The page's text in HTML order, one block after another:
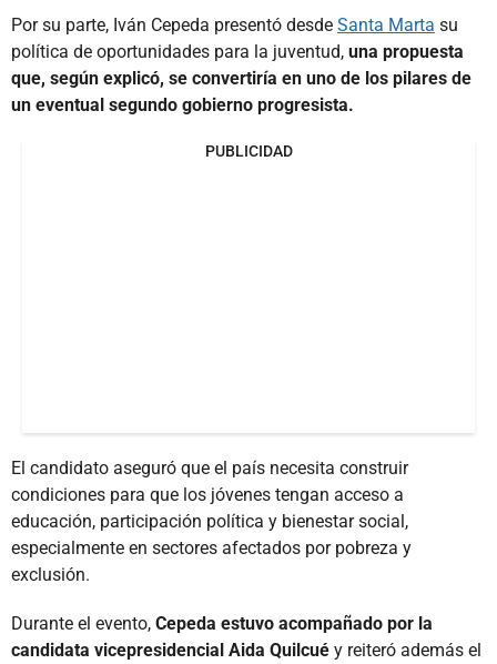
Por su parte, Iván Cepeda presentó desde Santa Marta su
política de oportunidades para la juventud, una propuesta
que, según explicó, se convertiría en uno de los pilares de
un eventual segundo gobierno progresista.
PUBLICIDAD
El candidato aseguró que el país necesita construir
condiciones para que los jóvenes tengan acceso a
educación, participación política y bienestar social,
especialmente en sectores afectados por pobreza y
exclusión.
Durante el evento, Cepeda estuvo acompañado por la
candidata vicepresidencial Aida Quilcué y reiteró además el